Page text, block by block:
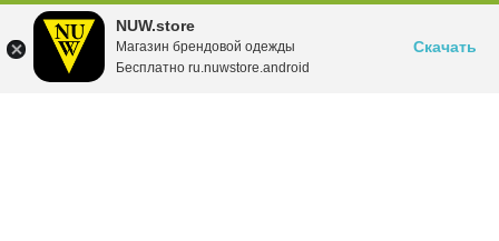
NUW.store
Магазин брендовой одежды
Бесплатно ru.nuwstore.android
Скачать